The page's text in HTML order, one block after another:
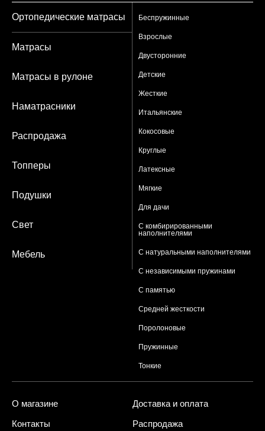
Ортопедические матрасы Беспружинные
Взрослые
Двусторонние
Детские
Жесткие
Итальянские
Кокосовые
Круглые
Латексные
Мягкие
Для дачи
С комбирированными
наполнителями
С натуральными наполнителями
С независимыми пружинами
С памятью
Средней жесткости
Поролоновые
Пружинные
Тонкие
Матрасы
Матрасы в рулоне
Наматрасники
Распродажа
Топперы
Подушки
Свет
Мебель
О магазине
Доставка и оплата
Контакты
Распродажа